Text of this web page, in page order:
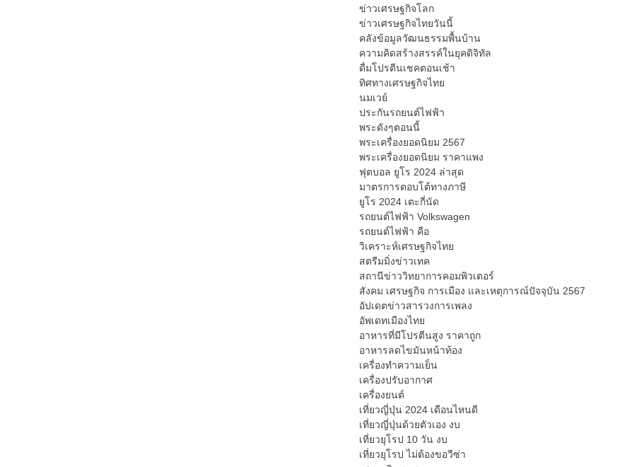
ข่าวเศรษฐกิจโลก
ข่าวเศรษฐกิจไทยวันนี้
คลังข้อมูลวัฒนธรรมพื้นบ้าน
ความคิดสร้างสรรค์ในยุคดิจิทัล
ดื่มโปรตีนเชคตอนเช้า
ทิศทางเศรษฐกิจไทย
นมเวย์
ประกันรถยนต์ไฟฟ้า
พระดังๆตอนนี้
พระเครื่องยอดนิยม 2567
พระเครื่องยอดนิยม ราคาแพง
ฟุตบอล ยูโร 2024 ล่าสุด
มาตรการตอบโต้ทางภาษี
ยูโร 2024 เตะกี่นัด
รถยนต์ไฟฟ้า Volkswagen
รถยนต์ไฟฟ้า คือ
วิเคราะห์เศรษฐกิจไทย
สตรีมมิ่งข่าวเทค
สถานีข่าววิทยาการคอมพิวเตอร์
สังคม เศรษฐกิจ การเมือง และเหตุการณ์ปัจจุบัน 2567
อัปเดตข่าวสารวงการเพลง
อัพเดทเมืองไทย
อาหารที่มีโปรตีนสูง ราคาถูก
อาหารลดไขมันหน้าท้อง
เครื่องทำความเย็น
เครื่องปรับอากาศ
เครื่องยนต์
เที่ยวญี่ปุ่น 2024 เดือนไหนดี
เที่ยวญี่ปุ่นด้วยตัวเอง งบ
เที่ยวยุโรป 10 วัน งบ
เที่ยวยุโรป ไม่ต้องขอวีซ่า